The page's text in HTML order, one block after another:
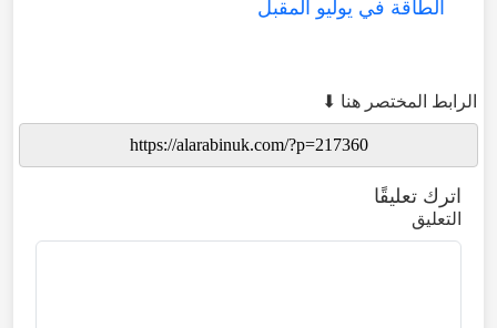
الطاقة في يوليو المقبل
الرابط المختصر هنا ⬇
اترك تعليقًا
التعليق